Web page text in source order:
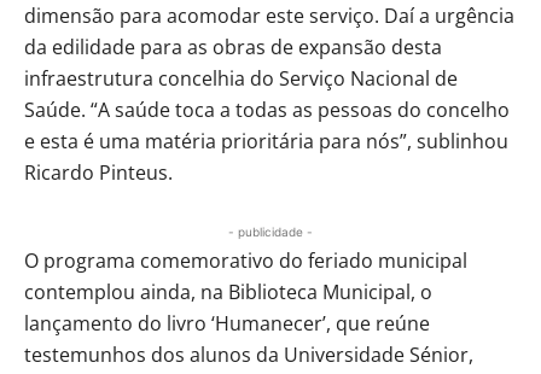
dimensão para acomodar este serviço. Daí a urgência
da edilidade para as obras de expansão desta
infraestrutura concelhia do Serviço Nacional de
Saúde. “A saúde toca a todas as pessoas do concelho
e esta é uma matéria prioritária para nós”, sublinhou
Ricardo Pinteus.
- publicidade -
O programa comemorativo do feriado municipal
contemplou ainda, na Biblioteca Municipal, o
lançamento do livro ‘Humanecer’, que reúne
testemunhos dos alunos da Universidade Sénior,